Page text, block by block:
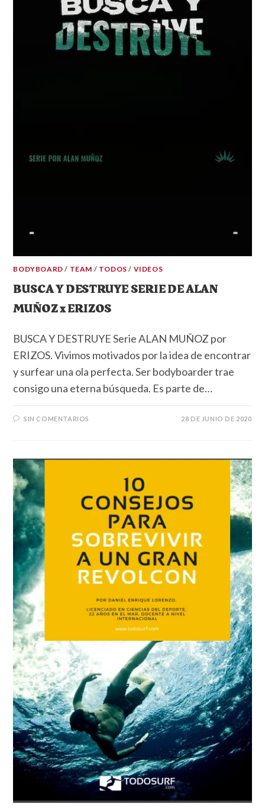
BODYBOARD / TEAM / TODOS / VIDEOS
BUSCA Y DESTRUYE SERIE DE ALAN
MUÑOZ x ERIZOS
BUSCA Y DESTRUYE Serie ALAN MUÑOZ por
ERIZOS. Vivimos motivados por la idea de encontrar
y surfear una ola perfecta. Ser bodyboarder trae
consigo una eterna búsqueda. Es parte de…
SIN COMENTARIOS 28 DE JUNIO DE 2020